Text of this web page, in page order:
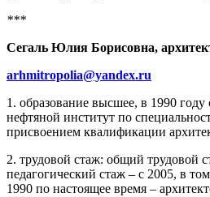
***
Сегаль Юлия Борисовна,
arhmitropolia@yandex.ru
1. образование высшее, в 1990
нефтяной институт по
присвоением квалификации
2. трудовой стаж: общий трудовой
педагогический стаж – с 2005, в
1990 по настоящее время –